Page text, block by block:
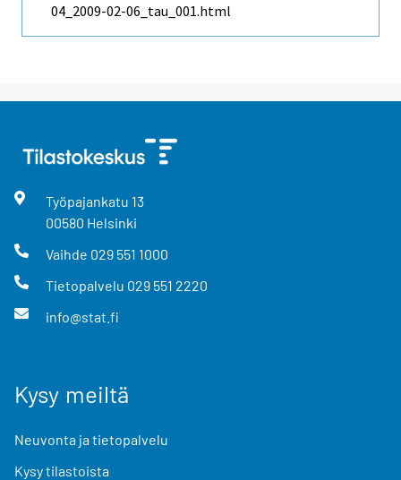
04_2009-02-06_tau_001.html
Työpajankatu 13
00580 Helsinki
Vaihde 029 551 1000
Tietopalvelu 029 551 2220
info@stat.fi
Kysy meiltä
Neuvonta ja tietopalvelu
Kysy tilastoista